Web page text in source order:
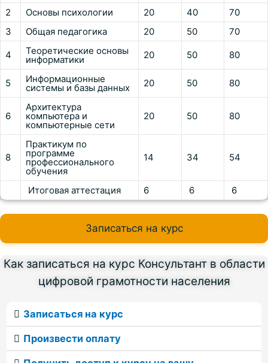
2 Основы психологии 20 40
70
3
Общая педагогика 20 50 70
4 Теоретические основы
информатики 20 50 80
5 Информационные
системы и базы данных 20 50 80
6
Архитектура
компьютера и
компьютерные сети
20 50 80
8
Практикум по
программе
профессионального
обучения
14 34 54
Итоговая аттестация 6 6 6
Записаться на курс
Как записаться на курс Консультант в области
цифровой грамотности населения
Записаться на курс
Произвести оплату